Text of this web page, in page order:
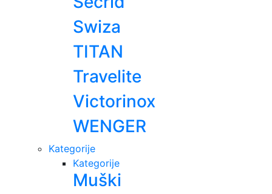
Swiza
TITAN
Travelite
Victorinox
WENGER
Kategorije
Kategorije
Muški